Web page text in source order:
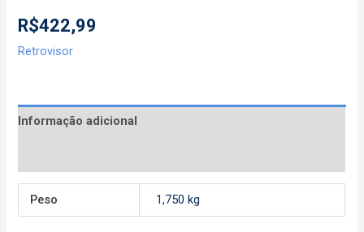
R$422,99
Retrovisor
Informação adicional
Peso 1,750 kg